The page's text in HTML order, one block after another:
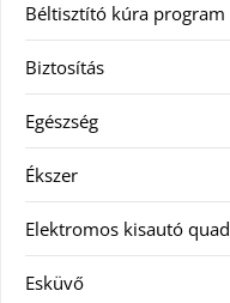
Béltisztító kúra program
Biztosítás
Egészség
Ékszer
Elektromos kisautó quad
Esküvő